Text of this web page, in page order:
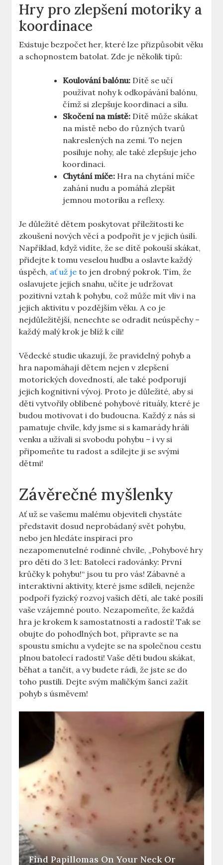
Hry pro zlepšení motoriky⁢ a
koordinace
Existuje bezpočet ​her, které lze přizpůsobit věku
‌a schopnostem batolat. Zde je několik tipů:
Koulování balónu: Dítě se učí​
používat nohy k‌ odkopávání ​balónu,
čímž si ⁢zlepšuje​ koordinaci a⁤ sílu.
Skočení na místě: ⁣Dítě může skákat
na ⁢místě nebo​ do různých tvarů⁣
nakreslených⁣ na zemi. ⁣To nejen
posiluje‍ nohy, ale také⁢ zlepšuje⁣ jeho
koordinaci.
Chytání míče: ​Hra na chytání ​míče
zahání nudu ‌a pomáhá ‌zlepšit
jemnou ⁣motoriku a⁢ reflexy.
Je důležité⁢ dětem poskytovat ⁤příležitosti ke
⁣zkoušení nových věcí a podpořit je⁢ v jejich ⁤úsilí.
Například, ⁣když vidíte, že se dítě pokouší‍ skákat,
přidejte k tomu veselou​ hudbu a oslavte každý
úspěch, ať už je to⁢ jen drobný pokrok. Tím,⁢ že
oslavujete jejich ‍snahu, učíte je⁢ udržovat
pozitivní vztah k pohybu, což ⁢může‌ mít vliv i​ na‍
jejich aktivitu​ v pozdějším věku. ⁣A co je
nejdůležitější, nenechte‌ se ⁣odradit⁢ neúspěchy –
každý malý krok⁤ je blíž k cíli!
Vědecké studie ukazují, že⁣ pravidelný pohyb a
hra napomáhají dětem nejen v zlepšení
‍motorických dovedností,‍ ale také podporují⁢
jejich kognitivní vývoj. Proto je‍ důležité, aby si
děti⁢ vytvořily oblíbené ​pohybové rituály, které je
budou motivovat i⁣ do budoucna. Každý z nás si
⁢pamatuje chvíle, kdy jsme‍ si s kamarády hráli
venku a‌ užívali si svobodu ​pohybu – i vy si
⁢připomeňte⁢ tu radost ⁢a sdílejte​ ji se svými
dětmi!
Závěrečné myšlenky
Ať už se⁣ vašemu malému objeviteli chystáte
představit dosud neprobádaný ‌svět ‌pohybu,
nebo ⁢jen hledáte inspiraci pro
nezapomenutelné ‍rodinné⁤ chvíle, „Pohybové ​hry
pro děti ⁣do ‍3 let:⁤ Batolecí radovánky: ‍První
krůčky k pohybu!“ jsou⁣ tu pro ⁢vás! Zábavné⁢ a
interaktivní aktivity, které jsme sdíleli, nejenže
podpoří fyzický rozvoj vašich dětí, ale ⁤také posílí
vaše vzájemné ‌pouto. Nezapomeňte, že každá
hra je krokem k ‍samostatnosti a radostí! Tak ​se⁣
obujte​ do ‌pohodlných bot, připravte se‍ na
‍spoustu smíchu‍ a​ vydejte se ‌na společnou cestu
plnou batolecí ⁣radosti!⁢ Vaše děti⁤ budou skákat,
běhat a tančit,‍ a vy ‍budete rádi, že jste ​se⁣ do
toho‍ pustili. Dejte svým maličkým šanci ‍zažít⁤
pohyb s úsměvem!
Find Papillomas On Your Neck Or